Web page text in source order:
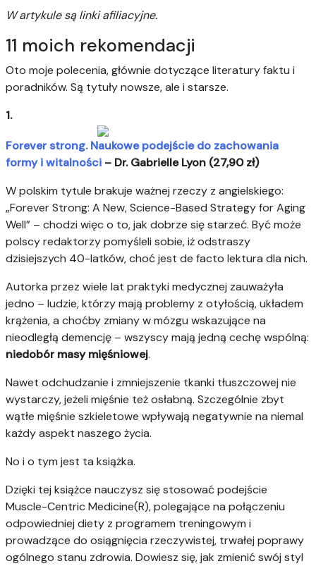
W artykule są linki afiliacyjne.
11 moich rekomendacji
Oto moje polecenia, głównie dotyczące literatury faktu i
poradników. Są tytuły nowsze, ale i starsze.
1.
Forever strong. Naukowe podejście do zachowania
formy i witalności – Dr. Gabrielle Lyon (27,90 zł)
W polskim tytule brakuje ważnej rzeczy z angielskiego:
„Forever Strong: A New, Science-Based Strategy for Aging
Well” – chodzi więc o to, jak dobrze się starzeć. Być może
polscy redaktorzy pomyśleli sobie, iż odstraszy
dzisiejszych 40-latków, choć jest de facto lektura dla nich.
Autorka przez wiele lat praktyki medycznej zauważyła
jedno – ludzie, którzy mają problemy z otyłością, układem
krążenia, a choćby zmiany w mózgu wskazujące na
nieodległą demencję – wszyscy mają jedną cechę wspólną:
niedobór masy mięśniowej.
Nawet odchudzanie i zmniejszenie tkanki tłuszczowej nie
wystarczy, jeżeli mięśnie też osłabną. Szczególnie zbyt
wątłe mięśnie szkieletowe wpływają negatywnie na niemal
każdy aspekt naszego życia.
No i o tym jest ta książka.
Dzięki tej książce nauczysz się stosować podejście
Muscle-Centric Medicine(R), polegające na połączeniu
odpowiedniej diety z programem treningowym i
prowadzące do osiągnięcia rzeczywistej, trwałej poprawy
ogólnego stanu zdrowia. Dowiesz się, jak zmienić swój styl